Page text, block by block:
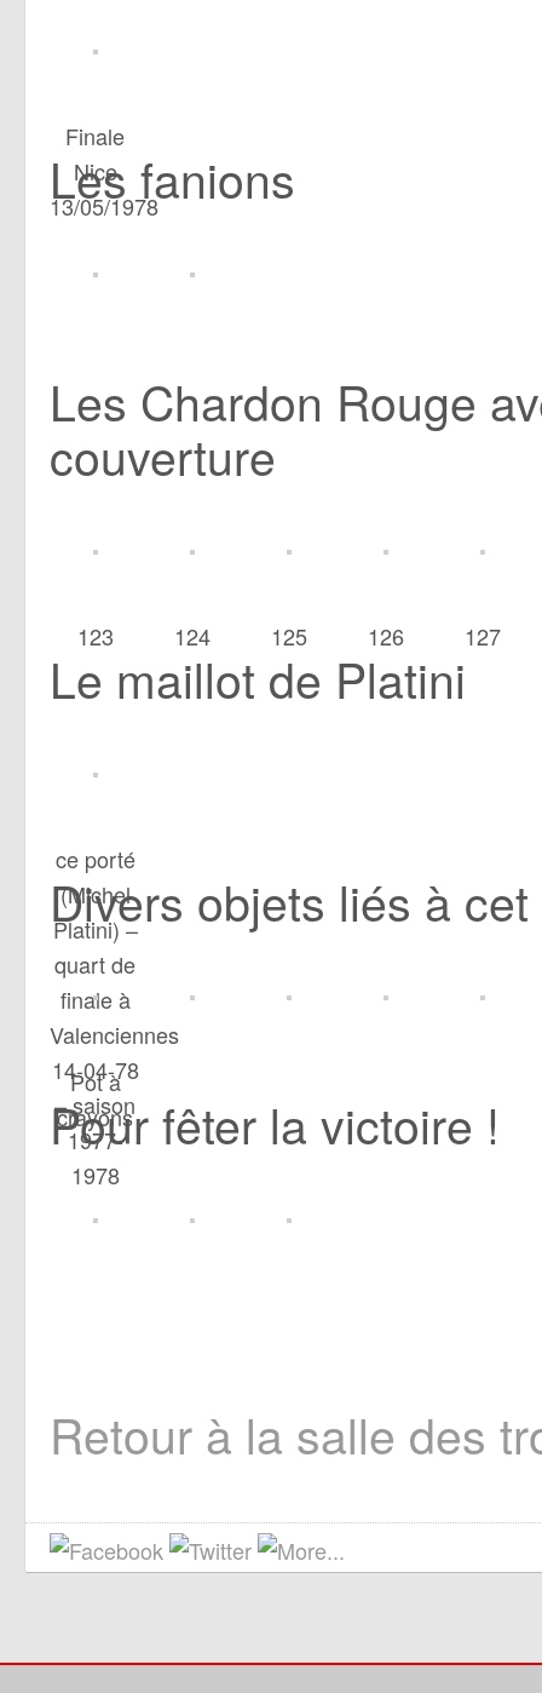
Finale
Nice
13/05/1978
Les fanions
Les Chardon Rouge
couverture
123 124 125 126 127
Le maillot de Platini
ce porté
(Michel
Platini) –
quart de
finale à
Valenciennes
14-04-78
– saison
1977-
1978
Divers objets liés à
Pot à
crayons
Pour fêter la victoire !
Retour à la salle des